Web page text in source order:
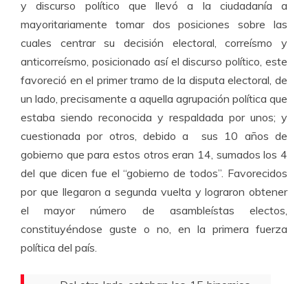
y discurso político que llevó a la ciudadanía a
mayoritariamente tomar dos posiciones sobre las
cuales centrar su decisión electoral, correísmo y
anticorreísmo, posicionado así el discurso político, este
favoreció en el primer tramo de la disputa electoral, de
un lado, precisamente a aquella agrupación política que
estaba siendo reconocida y respaldada por unos; y
cuestionada por otros, debido a sus 10 años de
gobierno que para estos otros eran 14, sumados los 4
del que dicen fue el “gobierno de todos”. Favorecidos
por que llegaron a segunda vuelta y lograron obtener
el mayor número de asambleístas electos,
constituyéndose guste o no, en la primera fuerza
política del país.